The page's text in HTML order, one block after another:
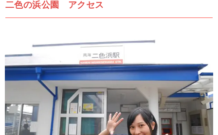
二色の浜公園 アクセス